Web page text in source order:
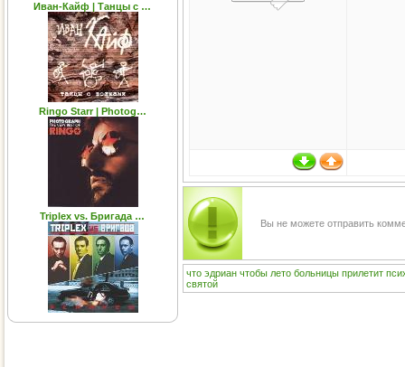
Иван-Кайф | Танцы с …
Ringo Starr | Photog…
Triplex vs. Бригада …
Вы не можете отправить
что эдриан чтобы лето больницы прилетит
святой